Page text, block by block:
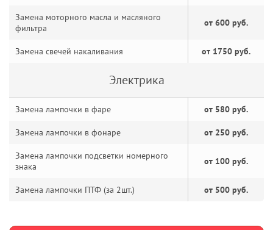
Замена моторного масла и масляного
фильтра
от 600 руб.
Замена свечей накаливания от 1750 руб.
Электрика
Замена лампочки в фаре от 580 руб.
Замена лампочки в фонаре от 250 руб.
Замена лампочки подсветки номерного
знака
от 100 руб.
Замена лампочки ПТФ (за 2шт.) от 500 руб.